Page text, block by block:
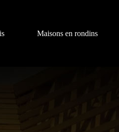
Maisons en rondins